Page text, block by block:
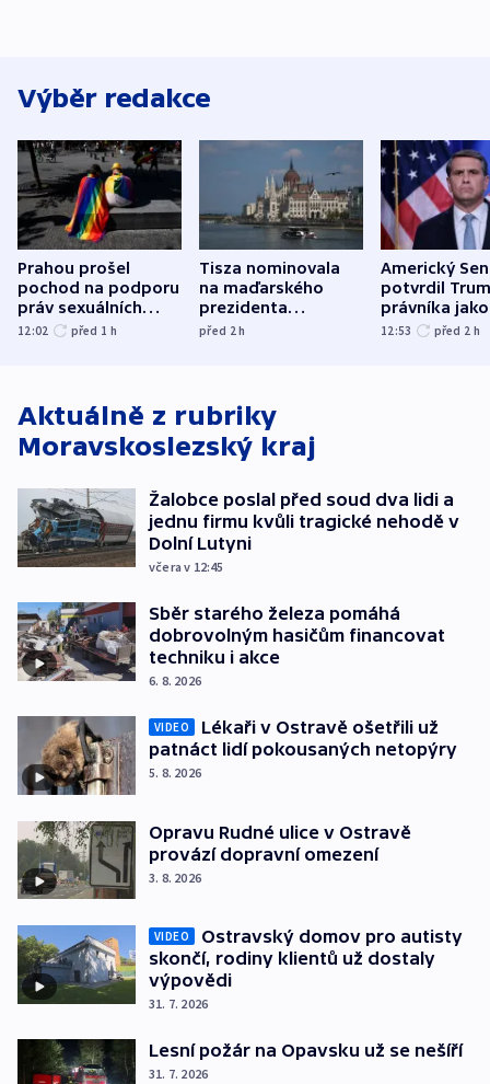
Výběr redakce
Prahou prošel
pochod na podporu
práv sexuálních
menšin
12:02 před 1 h
Tisza nominovala
na maďarského
prezidenta
bývalého šéfa
před 2h
Americký
potvrdil
právníka jako
ministra
12:53 před 2 h
Aktuálně z rubriky
Moravskoslezský kraj
Žalobce poslal před soud dva lidi a
jednu firmu kvůli tragické nehodě v
Dolní Lutyni
včera v 12:45
Sběr starého železa pomáhá
dobrovolným hasičům financovat
techniku i akce
6. 8. 2026
VIDEO
Lékaři v Ostravě ošetřili už
patnáct lidí pokousaných netopýry
5. 8. 2026
Opravu Rudné ulice v Ostravě
provází dopravní omezení
3. 8. 2026
VIDEO
Ostravský domov pro autisty
skončí, rodiny klientů už dostaly
výpovědi
31. 7. 2026
Lesní požár na Opavsku už se nešíří
31. 7. 2026